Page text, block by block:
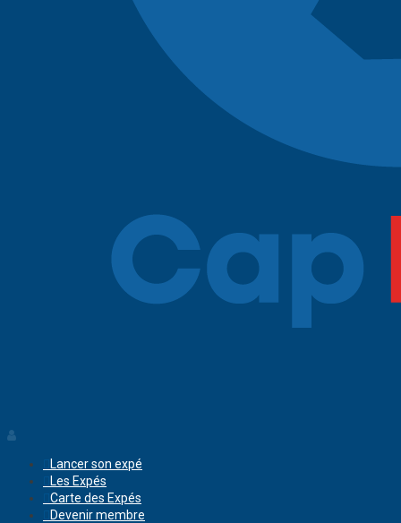
Lancer son expé
Les Expés
Carte des Expés
Devenir membre